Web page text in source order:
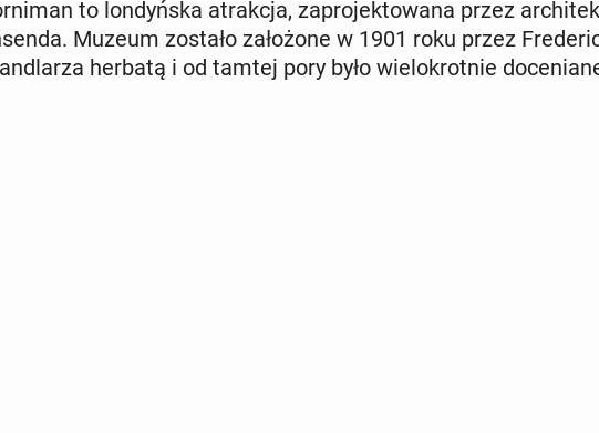
to lon­dyń­ska atrak­cja, za­pro­jek­to­wa­na przez
Muzeum zostało za­ło­żo­ne w 1901 roku przez
herbatą i od tamtej pory było wie­lo­krot­nie